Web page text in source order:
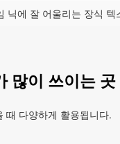
닉에 잘 어울리는 장식 텍
많이 쓰이는 곳
때 다양하게 활용됩니다.